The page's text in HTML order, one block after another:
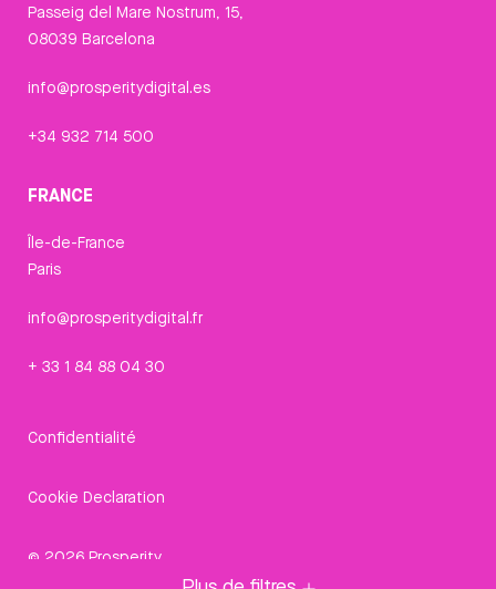
Passeig del Mare Nostrum, 15,
08039 Barcelona
info@prosperitydigital.es
+34 932 714 500
FRANCE
Île-de-France
Paris
info@prosperitydigital.fr
+ 33 1 84 88 04 30
Confidentialité
Cookie Declaration
© 2026 Prosperity